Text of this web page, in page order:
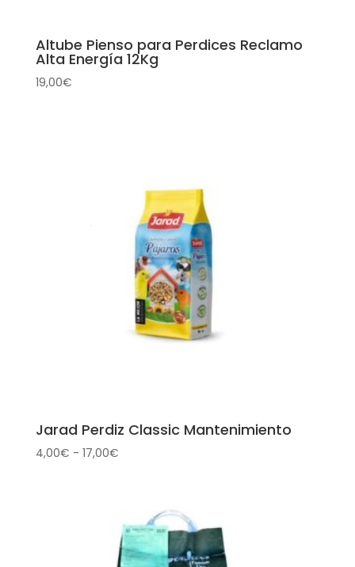
Altube Pienso para Perdices Reclamo
Alta Energía 12Kg
19,00€
Jarad Perdiz Classic Mantenimiento
4,00€ - 17,00€Rango
4,00€
hasta
17,00€